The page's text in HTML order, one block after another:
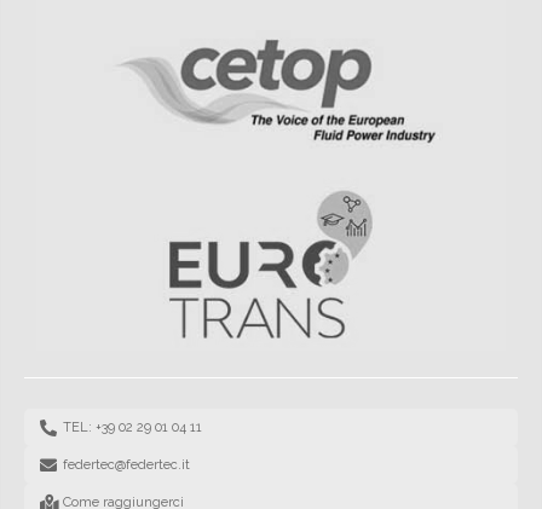
TEL: +39 02 29 01 04 11
federtec@federtec.it
Come raggiungerci